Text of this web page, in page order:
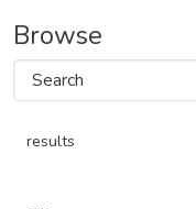
Browse
results